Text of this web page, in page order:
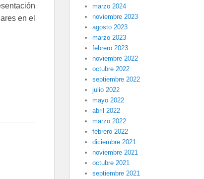
en el
marzo 2024
noviembre 2023
agosto 2023
marzo 2023
febrero 2023
noviembre 2022
octubre 2022
septiembre 2022
julio 2022
mayo 2022
abril 2022
marzo 2022
febrero 2022
diciembre 2021
noviembre 2021
octubre 2021
septiembre 2021